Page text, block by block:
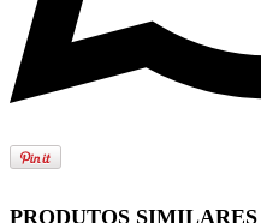
PRODUTOS SIMILARES